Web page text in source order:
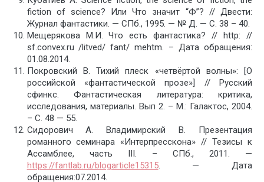
fiction of science? Или Что значит “Ф”? // Двести:
Журнал фантастики. — СПб., 1995. — № Д. — С. 38 – 40.
Мещерякова М.И. Что есть фантастика? // http: //
sf.convex.ru /litved/ fant/ mehtm. – Дата обращения:
01.08.2014.
Покровский В. Тихий плеск «четвёртой волны»: [О
российской «фантастической прозе»] // Русский
сфинкс. Фантастическая литература: критика,
исследования, материалы. Вып 2. – М.: Галактос, 2004.
– С. 48 — 55.
Сидорович А. Владимирский В. Презентация
романного семинара «Интерпресскона» // Тезисы к
Ассамблее, часть III. – СПб., 2011. —
https://fantlab.ru/blogarticle15315. — Дата
обращения:07.2014.